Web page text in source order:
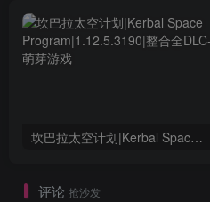
坎巴拉太空计划|Kerbal Space Program|1.12.5.3190|整合全DLC
评论 抢沙发